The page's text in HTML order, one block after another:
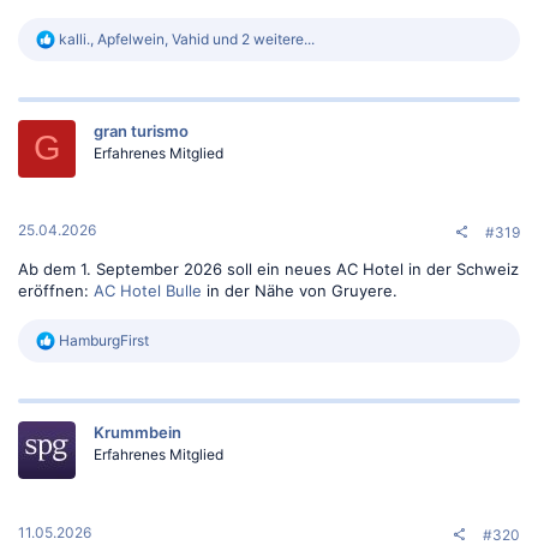
R
k
o
:
kalli., Apfelwein, Vahid und 2 weitere...
G gran turismo
Erfahrenes Mitglied
25.04.2026 #319
Ab dem 1. September 2026 soll ein neues AC Hotel in der Schweiz
eröffnen: AC Hotel Bulle in der Nähe von Gruyere.
R
k
i
o
:
HamburgFirst
Krummbein
Erfahrenes Mitglied
11.05.2026 #320